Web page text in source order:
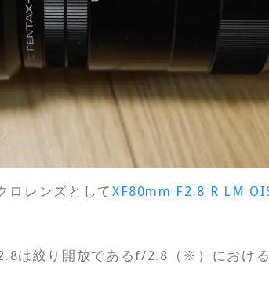
ロレンズとして XF80mm F2.8 R LM
は絞り開放であるf/2.8（※）におけ